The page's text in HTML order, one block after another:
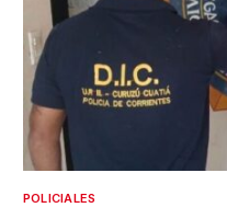
POLICIALES